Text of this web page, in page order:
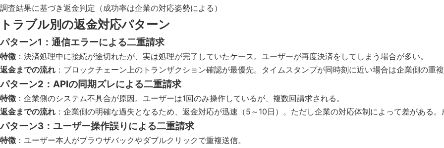
調査結果に基づき返金判定（成功率は企業の対応姿勢による）
トラブル別の返金対応パターン
パターン1：通信エラーによる二重請求
特徴 ：決済処理中に接続が途切れたが、実は処理が完了していたケース。ユーザーが再度決済をしてしまう場合が多い。
返金までの流れ ：ブロックチェーン上のトランザクション確認が最優先。タイムスタンプが同時刻に近い場合は企業側の
パターン2：APIの同期ズレによる二重請求
特徴 ：企業側のシステム不具合が原因。ユーザーは1回のみ操作しているが、複数回請求される。
返金までの流れ ：企業側の明確な過失となるため、返金対応が迅速（5～10日）。ただし企業の対応体制によって差がある
パターン3：ユーザー操作誤りによる二重請求
特徴 ：ユーザー本人がブラウザバックやダブルクリックで重複送信。